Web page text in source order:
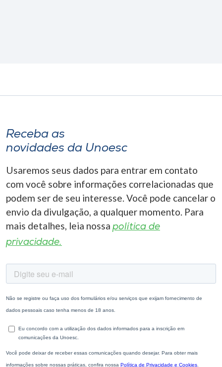
Receba as
novidades da Unoesc
Usaremos seus dados para entrar em contato
com você sobre informações correlacionadas que
podem ser de seu interesse. Você pode cancelar o
envio da divulgação, a qualquer momento. Para
mais detalhes, leia nossa política de
privacidade.